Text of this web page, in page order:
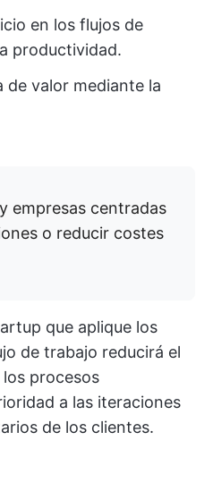
en los flujos de
productividad.
de valor mediante la
empresas centradas
o reducir costes
que aplique los
de trabajo reducirá el
procesos
a las iteraciones
de los clientes.